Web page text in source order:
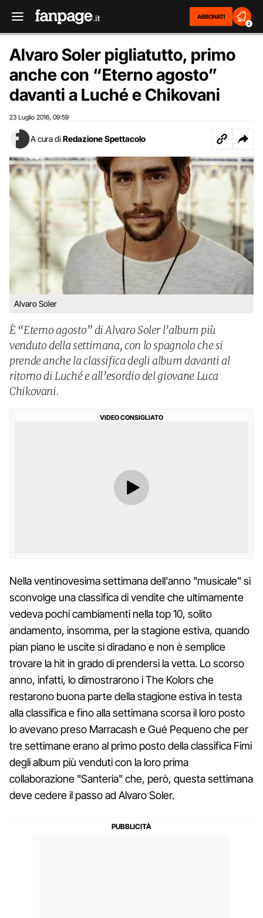
ABBONATI
2
Alvaro Soler pigliatutto, primo
anche con “Eterno agosto”
davanti a Luché e Chikovani
23 Luglio 2016 09:59
A cura di Redazione Spettacolo
Alvaro Soler
È “Eterno agosto” di Alvaro Soler l’album più
venduto della settimana, con lo spagnolo che si
prende anche la classifica degli album davanti al
ritorno di Luché e all’esordio del giovane Luca
Chikovani.
VIDEO CONSIGLIATO
Nella ventinovesima settimana dell'anno "musicale" si
sconvolge una classifica di vendite che ultimamente
vedeva pochi cambiamenti nella top 10, solito
andamento, insomma, per la stagione estiva, quando
pian piano le uscite si diradano e non è semplice
trovare la hit in grado di prendersi la vetta. Lo scorso
anno, infatti, lo dimostrarono i The Kolors che
restarono buona parte della stagione estiva in testa
alla classifica e fino alla settimana scorsa il loro posto
lo avevano preso Marracash e Gué Pequeno che per
tre settimane erano al primo posto della classifica Fimi
degli album più venduti con la loro prima
collaborazione "Santeria" che, però, questa settimana
deve cedere il passo ad Alvaro Soler.